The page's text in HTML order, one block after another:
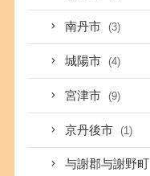
南丹市 (3)
城陽市 (4)
宮津市 (9)
京丹後市 (1)
与謝郡与謝野町